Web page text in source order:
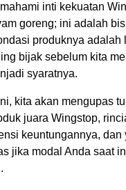
inti kekuatan
goreng; ini adalah
produknya adalah
bijak sebelum kita
syaratnya.
kita akan mengupas
juara Wingstop,
keuntungannya, dan
jika modal Anda saat